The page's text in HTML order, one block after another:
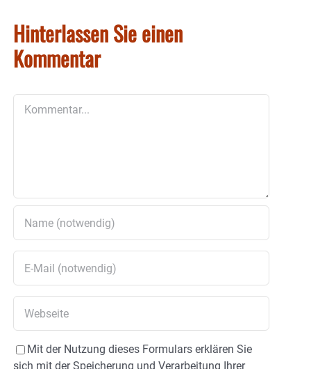
Hinterlassen Sie einen
Kommentar
Mit der Nutzung dieses Formulars erklären Sie
sich mit der Speicherung und Verarbeitung Ihrer